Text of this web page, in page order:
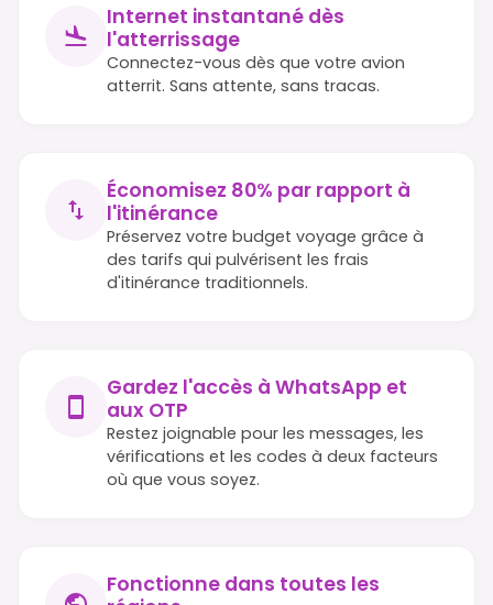
Internet instantané dès
l'atterrissage
Connectez-vous dès que votre avion
atterrit. Sans attente, sans tracas.
Économisez 80% par rapport à
l'itinérance
Préservez votre budget voyage grâce à
des tarifs qui pulvérisent les frais
d'itinérance traditionnels.
Gardez l'accès à WhatsApp et
aux OTP
Restez joignable pour les messages, les
vérifications et les codes à deux facteurs
où que vous soyez.
Fonctionne dans toutes les